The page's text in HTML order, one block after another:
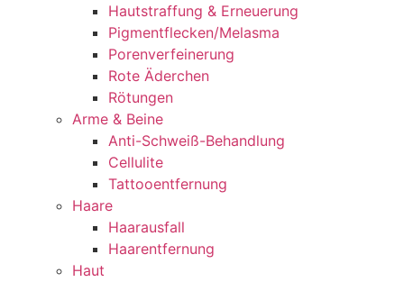
Hautstraffung & Erneuerung
Pigmentflecken/Melasma
Porenverfeinerung
Rote Äderchen
Rötungen
Arme & Beine
Anti-Schweiß-Behandlung
Cellulite
Tattooentfernung
Haare
Haarausfall
Haarentfernung
Haut